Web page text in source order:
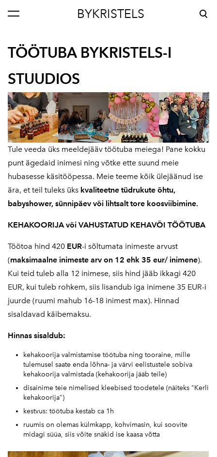
BYKRISTELS
lisati ostukorvi. Vaata ostukorvi
TÖÖTUBA BYKRISTELS-I
STUUDIOS
Tule veeda üks meeldejääv töötuba meiega! Pane kokku
punt ägedaid inimesi ning võtke ette suund meie
hubasesse käsitööpessa. Meie teeme kõik ülejäänud ise
ära, et teil tuleks üks kvaliteetne tüdrukute õhtu,
babyshower, sünnipäev või lihtsalt tore koosviibimine.
KEHAKOORIJA või VAHUSTATUD KEHAVÕI TÖÖTUBA
Töötoa hind 420 EUR-i sõltumata inimeste arvust
(maksimaalne inimeste arv on 12 ehk 35 eur/ inimene).
Kui teid tuleb alla 12 inimese, siis hind jääb ikkagi 420
EUR, kui tuleb rohkem, siis lisandub iga inimene 35 EUR-i
juurde (ruumi mahub 16-18 inimest max). Hinnad
sisaldavad käibemaksu.
Hinnas sisaldub:
kehakoorija valmistamise töötuba ning tooraine, mille
tulemusel saate enda lõhna- ja värvi eelistustele sobiva
kehakoorija valmistada (kehakoorija jääb teile)
disainime teie nimelised kleebised toodetele (näiteks "Kerli
kehakoorija")
kestvus: töötuba kestab ca 1h
ruumis on olemas külmkapp, kohvimasin, kui soovite
midagi süüa, siis võite snäkid ise kaasa võtta